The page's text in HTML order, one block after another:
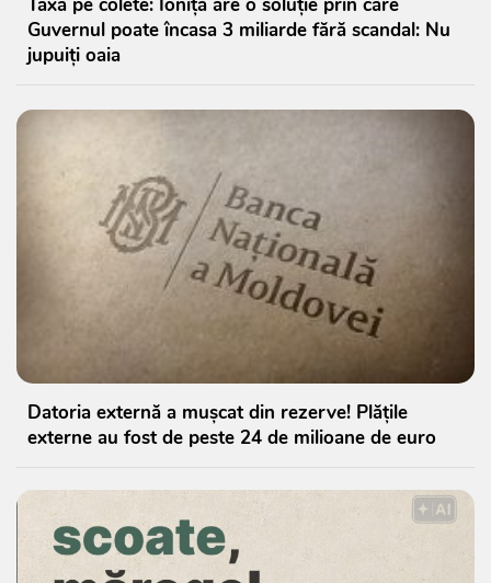
Taxa pe colete: Ioniță are o soluție prin care
Guvernul poate încasa 3 miliarde fără scandal: Nu
jupuiți oaia
Datoria externă a mușcat din rezerve! Plățile
externe au fost de peste 24 de milioane de euro